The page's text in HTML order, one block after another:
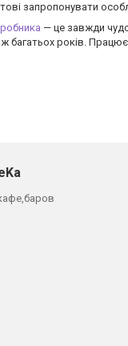
запропонувати
— це завжди
багатьох років.